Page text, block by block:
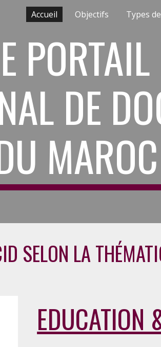
Skip
Accueil Objectifs
DE
MAROC
SELON LA
EDUCATION